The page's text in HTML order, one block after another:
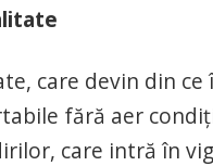
care devin din
fără aer
care intră în